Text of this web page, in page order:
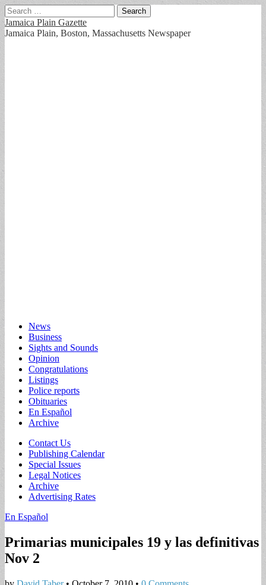
Search
for:
Jamaica Plain Gazette
Jamaica Plain, Boston, Massachusetts Newspaper
Main
menu
Skip
content
News
Business
Sights and Sounds
Opinion
Congratulations
Listings
Police reports
Obituaries
En Español
Archive
Sub
menu
Contact Us
Publishing Calendar
Special Issues
Legal Notices
Archive
Advertising Rates
En Español
Primarias municipales 19 y las definitivas
Nov 2